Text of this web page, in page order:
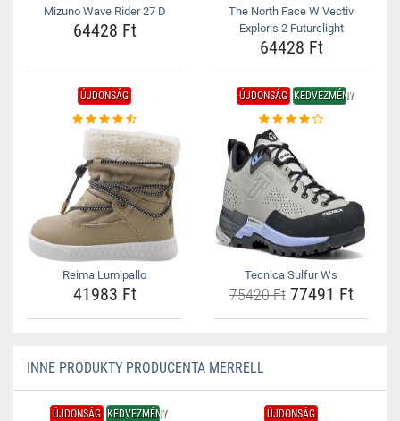
Mizuno Wave Rider 27 D
64428 Ft
The North Face W Vectiv
Exploris 2 Futurelight
64428 Ft
ÚJDONSÁG
Reima Lumipallo
41983 Ft
ÚJDONSÁG KEDVEZMÉNY
Tecnica Sulfur Ws
75420 Ft77491 Ft
INNE PRODUKTY PRODUCENTA MERRELL
ÚJDONSÁG KEDVEZMÉNY ÚJDONSÁG